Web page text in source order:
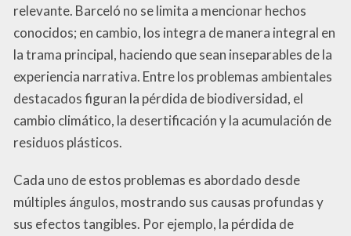
relevante. Barceló no se limita a mencionar hechos
conocidos; en cambio, los integra de manera integral en
la trama principal, haciendo que sean inseparables de la
experiencia narrativa. Entre los problemas ambientales
destacados figuran la pérdida de biodiversidad, el
cambio climático, la desertificación y la acumulación de
residuos plásticos.
Cada uno de estos problemas es abordado desde
múltiples ángulos, mostrando sus causas profundas y
sus efectos tangibles. Por ejemplo, la pérdida de